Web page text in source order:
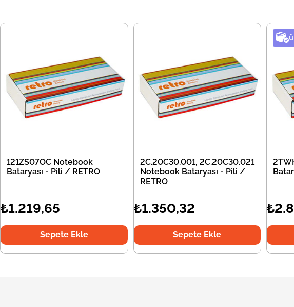
121ZS07OC Notebook
Bataryası - Pili / RETRO
₺1.219,65
Sepete Ekle
2C.20C30.001, 2C.20C30.021
Notebook Bataryası - Pili /
RETRO
₺1.350,32
Sepete Ekle